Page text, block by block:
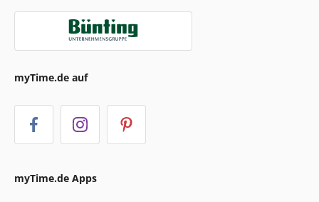
myTime.de auf
myTime.de Apps